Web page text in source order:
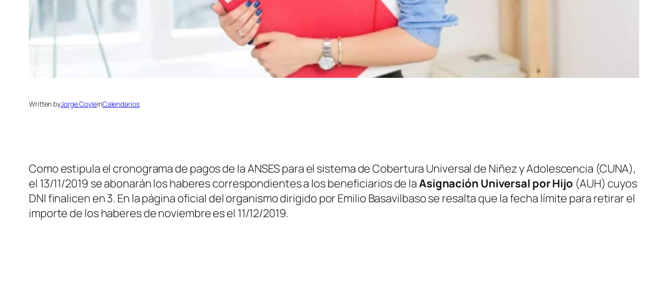
Written byJorge CoyleinCalendarios
Como estipula el cronograma de pagos de la ANSES para el sistema de Cobertura Universal de Niñez y Adolescencia (CUNA),
el 13/11/2019 se abonarán los haberes correspondientes a los beneficiarios de laAsignación Universal por Hijo (AUH) cuyos
DNI finalicen en 3. En la página oficial del organismo dirigido por Emilio Basavilbaso se resalta que la fecha límite para retirar el
importe de los haberes de noviembre es el 11/12/2019.